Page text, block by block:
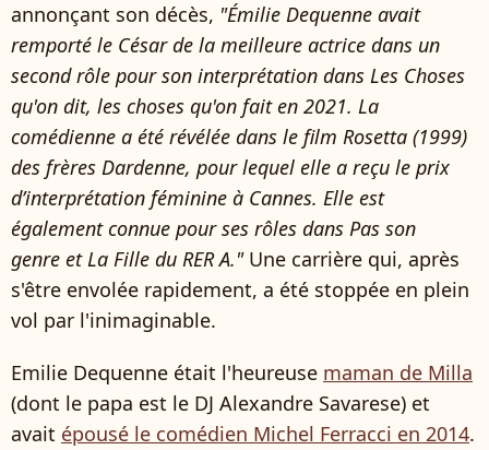
annonçant son décès, "Émilie Dequenne avait
remporté le César de la meilleure actrice dans un
second rôle pour son interprétation dans Les Choses
qu'on dit, les choses qu'on fait en 2021. La
comédienne a été révélée dans le film Rosetta (1999)
des frères Dardenne, pour lequel elle a reçu le prix
d’interprétation féminine à Cannes. Elle est
également connue pour ses rôles dans Pas son
genre et La Fille du RER A." Une carrière qui, après
s'être envolée rapidement, a été stoppée en plein
vol par l'inimaginable.
Emilie Dequenne était l'heureuse maman de Milla
(dont le papa est le DJ Alexandre Savarese) et
avait épousé le comédien Michel Ferracci en 2014.